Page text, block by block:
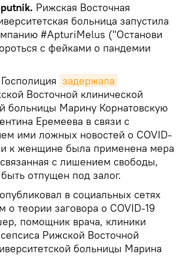
Рижская Восточная
больница запустила
#ApturiMelus ("Останови
с фейками о пандемии
задержала
Восточной клинической
больницы Марину Корнатовскую
Еремеева в связи с
ими ложных новостей о COVID-
к женщине была применена мера
с лишением свободы,
отпущен под залог.
в социальных сетях
о теории заговора о COVID-19
помощник врача, клиники
Рижской Восточной
больницы Марина